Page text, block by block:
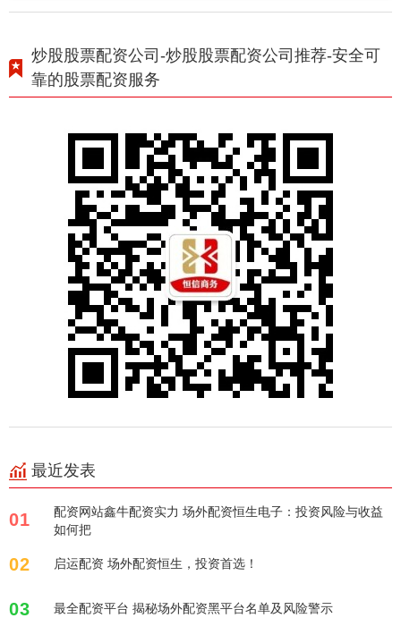
炒股股票配资公司-炒股股票配资公司推荐-安全可
靠的股票配资服务
最近发表
01
配资网站鑫牛配资实力 场外配资恒生电子：投资风险与收益
如何把
02 启运配资 场外配资恒生，投资首选！
03 最全配资平台 揭秘场外配资黑平台名单及风险警示